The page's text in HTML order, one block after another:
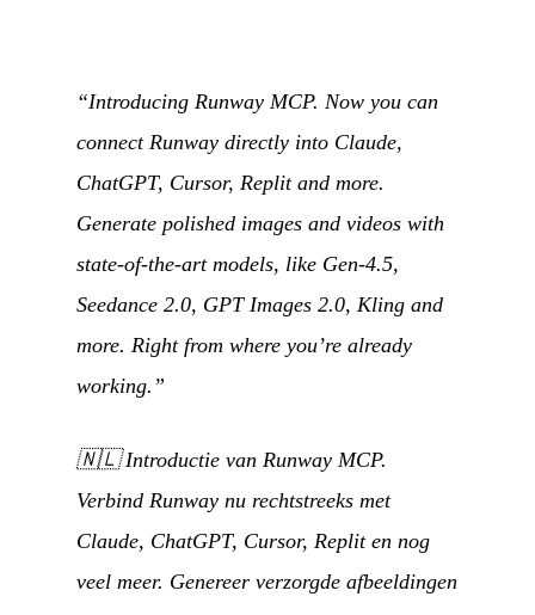
“Introducing Runway MCP. Now you can
connect Runway directly into Claude,
ChatGPT, Cursor, Replit and more.
Generate polished images and videos with
state-of-the-art models, like Gen-4.5,
Seedance 2.0, GPT Images 2.0, Kling and
more. Right from where you’re already
working.”
🇳🇱Introductie van Runway MCP.
Verbind Runway nu rechtstreeks met
Claude, ChatGPT, Cursor, Replit en nog
veel meer. Genereer verzorgde afbeeldingen